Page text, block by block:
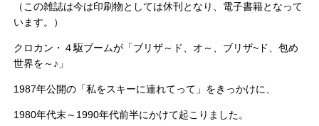
（この雑誌は今は印刷物としては休刊となり、電子書籍となって
います。）
クロカン・４駆ブームが「ブリザ～ド、オ～、ブリザ~ド、包め
世界を～♪」
1987年公開の「私をスキーに連れてって」をきっかけに、
1980年代末～1990年代前半にかけて起こりました。